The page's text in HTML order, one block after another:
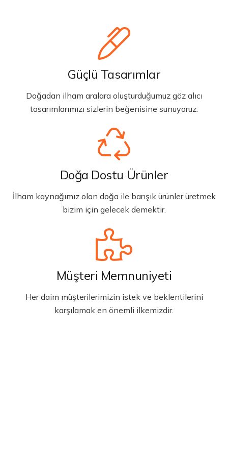
Güçlü Tasarımlar
Doğadan ilham aralara oluşturduğumuz göz alıcı
tasarımlarımızı sizlerin beğenisine sunuyoruz.
Doğa Dostu Ürünler
İlham kaynağımız olan doğa ile barışık ürünler üretmek
bizim için gelecek demektir.
Müşteri Memnuniyeti
Her daim müşterilerimizin istek ve beklentilerini
karşılamak en önemli ilkemizdir.